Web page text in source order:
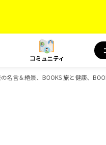
コミュニティ
言＆絶景、BOOKS 旅と健康、